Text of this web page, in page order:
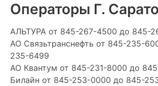
Операторы Г.
АЛЬТУРА от 845-267-4500 до 845-
АО Cвязьтранснефть от 845-235-
235-6499
АО Квантум от 845-231-8000 до
Билайн от 845-253-0000 до 845-